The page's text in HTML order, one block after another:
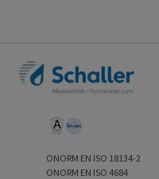
ONORM EN ISO 18134-2
ONORM EN ISO 4684